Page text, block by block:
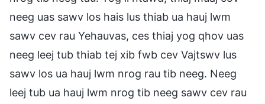
neeg uas sawv los hais lus thiab ua hauj lwm
sawv cev rau Yehauvas, ces thiaj yog qhov uas
neeg leej tub thiab tej xib fwb cev Vajtswv lus
sawv los ua hauj lwm nrog rau tib neeg. Neeg
leej tub ua hauj lwm nrog tib neeg sawv cev rau